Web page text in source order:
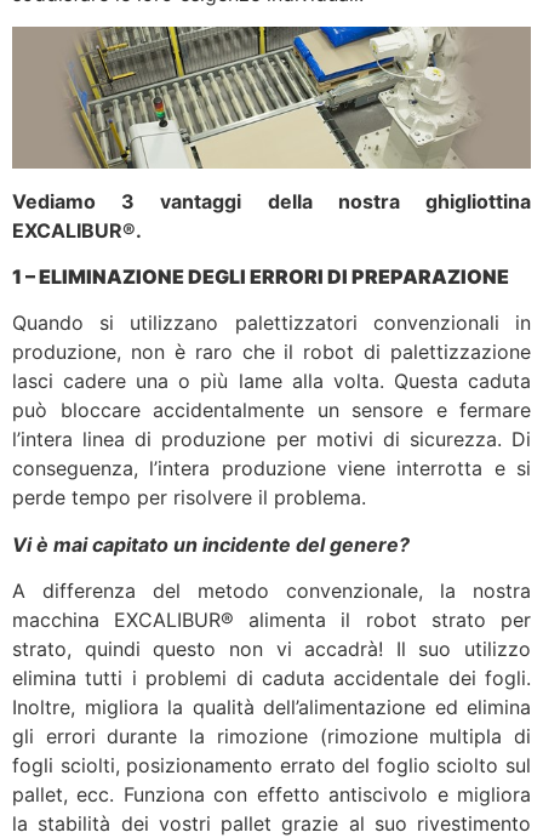
Vediamo 3 vantaggi della nostra ghigliottina
EXCALIBUR®.
1 – ELIMINAZIONE DEGLI ERRORI DI PREPARAZIONE
Quando si utilizzano palettizzatori convenzionali in
produzione, non è raro che il robot di palettizzazione
lasci cadere una o più lame alla volta. Questa caduta
può bloccare accidentalmente un sensore e fermare
l’intera linea di produzione per motivi di sicurezza. Di
conseguenza, l’intera produzione viene interrotta e si
perde tempo per risolvere il problema.
Vi è mai capitato un incidente del genere?
A differenza del metodo convenzionale, la nostra
macchina EXCALIBUR® alimenta il robot strato per
strato, quindi questo non vi accadrà! Il suo utilizzo
elimina tutti i problemi di caduta accidentale dei fogli.
Inoltre, migliora la qualità dell’alimentazione ed elimina
gli errori durante la rimozione (rimozione multipla di
fogli sciolti, posizionamento errato del foglio sciolto sul
pallet, ecc. Funziona con effetto antiscivolo e migliora
la stabilità dei vostri pallet grazie al suo rivestimento